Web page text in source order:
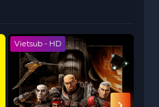
Vietsub - HD